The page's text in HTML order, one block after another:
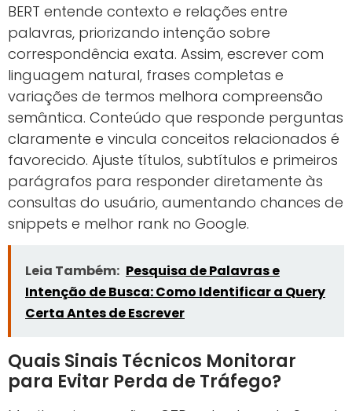
BERT entende contexto e relações entre
palavras, priorizando intenção sobre
correspondência exata. Assim, escrever com
linguagem natural, frases completas e
variações de termos melhora compreensão
semântica. Conteúdo que responde perguntas
claramente e vincula conceitos relacionados é
favorecido. Ajuste títulos, subtítulos e primeiros
parágrafos para responder diretamente às
consultas do usuário, aumentando chances de
snippets e melhor rank no Google.
Leia Também: Pesquisa de Palavras e
Intenção de Busca: Como Identificar a Query
Certa Antes de Escrever
Quais Sinais Técnicos Monitorar
para Evitar Perda de Tráfego?